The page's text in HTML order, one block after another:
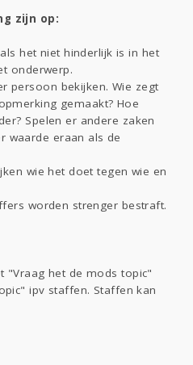
zijn op:
het niet hinderlijk is in het
onderwerp.
persoon bekijken. Wie zegt
gemaakt? Hoe
Spelen er andere zaken
waarde eraan als de
wie het doet tegen wie en
worden strenger bestraft.
"Vraag het de mods topic"
ipv staffen. Staffen kan